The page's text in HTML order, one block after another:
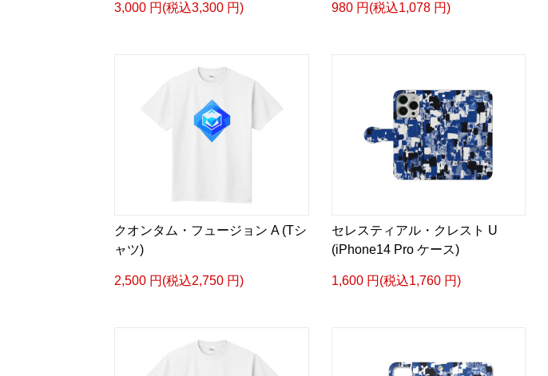
3,000 円(税込3,300 円) 980 円(税込1,078 円)
クオンタム・フュージョン A (Tシ
ャツ)
2,500 円(税込2,750 円)
セレスティアル・クレスト U
(iPhone14 Pro ケース)
1,600 円(税込1,760 円)